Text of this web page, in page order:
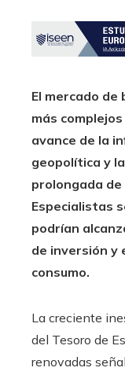
El mercado de
más
avance de la
geopolítica y
prolongada
Especialistas
podrían
de inversión y
consumo.
La creciente
del Tesoro de
renovadas